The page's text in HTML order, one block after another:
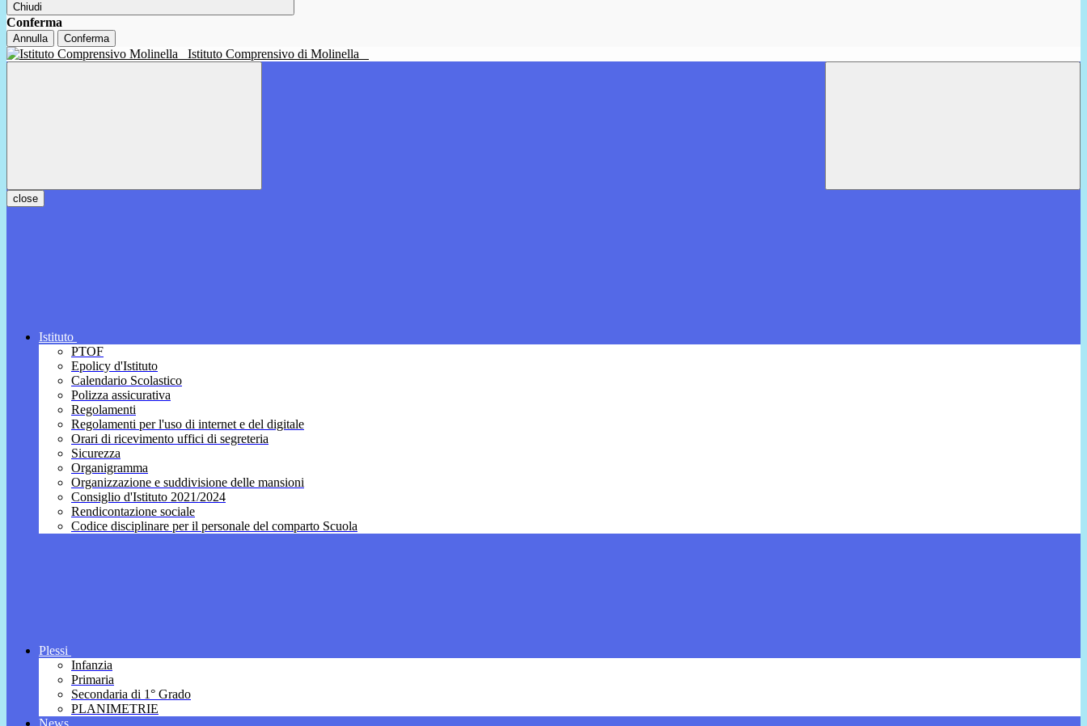
Chiudi
Conferma
Annulla Conferma
Istituto Comprensivo di Molinella
close
Istituto
PTOF
Epolicy d'Istituto
Calendario Scolastico
Polizza assicurativa
Regolamenti
Regolamenti per l'uso di internet e del digitale
Orari di ricevimento uffici di segreteria
Sicurezza
Organigramma
Organizzazione e suddivisione delle mansioni
Consiglio d'Istituto 2021/2024
Rendicontazione sociale
Codice disciplinare per il personale del comparto Scuola
Plessi
Infanzia
Primaria
Secondaria di 1° Grado
PLANIMETRIE